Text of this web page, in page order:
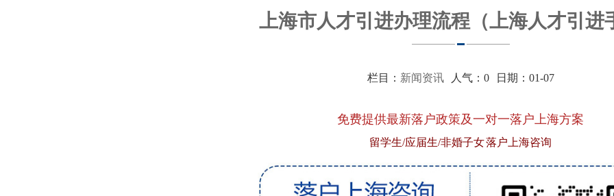
上海市人才引进办理流程（上海人才引进
栏目： 新闻资讯人气： 0日期：01-07
免费提供最新落户政策及一对一落户上海方案
留学生/应届生/非婚子女 落户上海咨询